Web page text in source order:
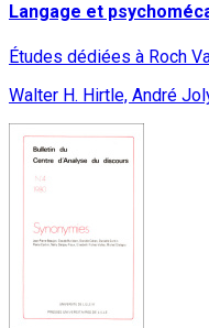
Langage et
Études dédiées à Roch
Walter H. Hirtle, André